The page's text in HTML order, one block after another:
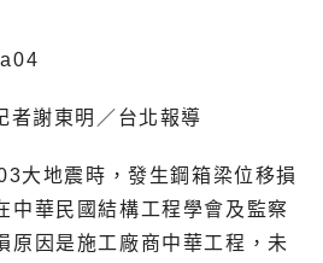
者謝東明／台北報導
大地震時，發生鋼箱梁位移損
中華民國結構工程學會及監察
原因是施工廠商中華工程，未